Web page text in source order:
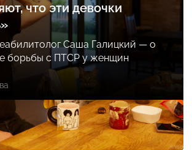
что эти девочки
Саша Галицкий — о
борьбы с ПТСР у женщин